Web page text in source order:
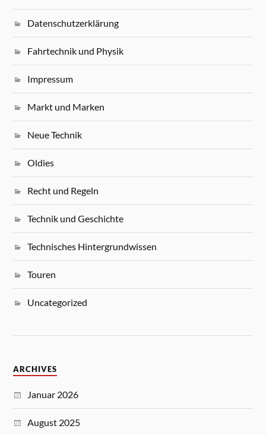
Datenschutzerklärung
Fahrtechnik und Physik
Impressum
Markt und Marken
Neue Technik
Oldies
Recht und Regeln
Technik und Geschichte
Technisches Hintergrundwissen
Touren
Uncategorized
ARCHIVES
Januar 2026
August 2025